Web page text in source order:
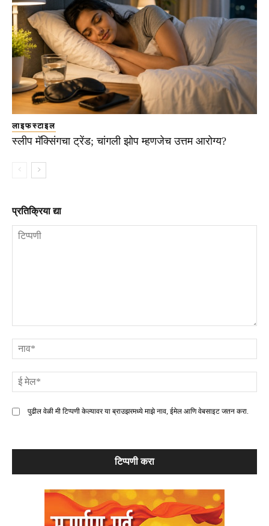
लाइफस्टाइल
स्लीप मॅक्सिंगचा ट्रेंड; चांगली झोप म्हणजेच उत्तम आरोग्य?
प्रतिक्रिया द्या
पुढील वेळी मी टिप्पणी केल्यावर या ब्राउझरमध्ये माझे नाव, ईमेल आणि वेबसाइट जतन करा.